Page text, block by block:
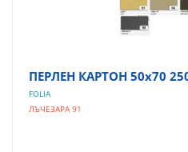
ПЕРЛЕН КАРТОН 50х70
FOLIA
ЛЪЧЕЗАРА 91